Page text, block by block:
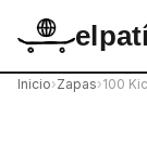
Inicio›Zapas›100